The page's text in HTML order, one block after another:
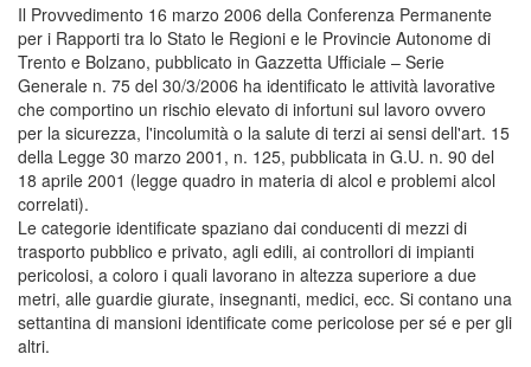
Il Provvedimento 16 marzo 2006 della Conferenza Permanente
per i Rapporti tra lo Stato le Regioni e le Provincie Autonome di
Trento e Bolzano, pubblicato in Gazzetta Ufficiale – Serie
Generale n. 75 del 30/3/2006 ha identificato le attività lavorative
che comportino un rischio elevato di infortuni sul lavoro ovvero
per la sicurezza, l'incolumità o la salute di terzi ai sensi dell'art. 15
della Legge 30 marzo 2001, n. 125, pubblicata in G.U. n. 90 del
18 aprile 2001 (legge quadro in materia di alcol e problemi alcol
correlati).
Le categorie identificate spaziano dai conducenti di mezzi di
trasporto pubblico e privato, agli edili, ai controllori di impianti
pericolosi, a coloro i quali lavorano in altezza superiore a due
metri, alle guardie giurate, insegnanti, medici, ecc. Si contano una
settantina di mansioni identificate come pericolose per sé e per gli
altri.